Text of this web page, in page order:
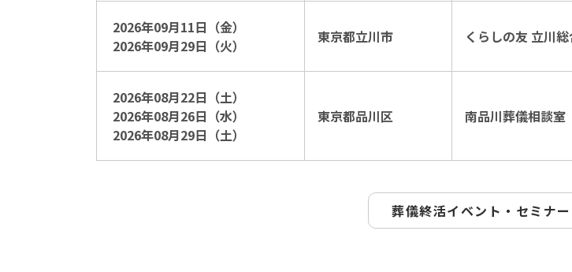
2026年09月11日（金）
2026年09月29日（火）
東京都立川市 くらしの友 立川
2026年08月22日（土）
2026年08月26日（水）
2026年08月29日（土）
東京都品川区 南品川葬儀相談室
葬儀終活イベント・セミナ